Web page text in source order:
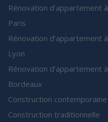
Rénovation d’appartement à
Paris
Rénovation d’appartement à
Lyon
Rénovation d’appartement à
Bordeaux
Construction contemporaine
Construction traditionnelle